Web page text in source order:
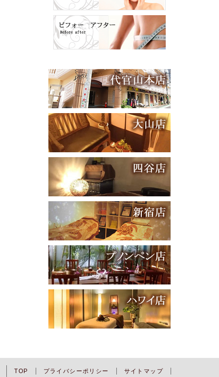
TOP プライバシーポリシー サイトマップ